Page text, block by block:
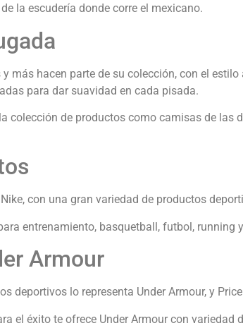
la escudería donde corre el mexicano.
más hacen parte de su colección, con el
para dar suavidad en cada pisada.
colección de productos como camisas de
con una gran variedad de productos
entrenamiento, basquetball, futbol, running
Armour
deportivos lo representa Under Armour, y
el éxito te ofrece Under Armour con